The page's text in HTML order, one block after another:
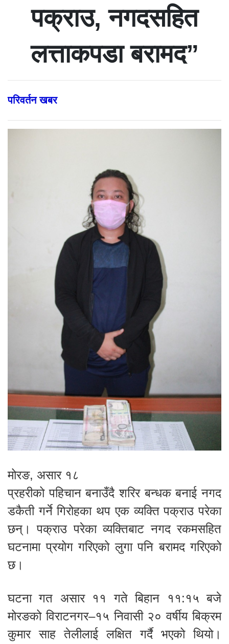
पक्राउ, नगदसहित
लत्ताकपडा बरामद”
परिवर्तन खबर
मोरङ, असार १८
प्रहरीको पहिचान बनाउँदै शरिर बन्धक बनाई नगद
डकैती गर्ने गिरोहका थप एक व्यक्ति पक्राउ परेका
छन्। पक्राउ परेका व्यक्तिबाट नगद रकमसहित
घटनामा प्रयोग गरिएको लुगा पनि बरामद गरिएको
छ।
घटना गत असार ११ गते बिहान ११:१५ बजे
मोरङको विराटनगर–१५ निवासी २० वर्षीय बिक्रम
कुमार साह तेलीलाई लक्षित गर्दै भएको थियो।